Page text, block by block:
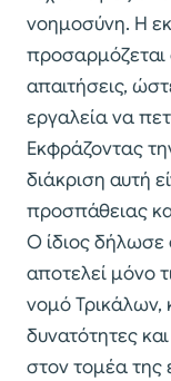
νοημοσύνη. Η
προσαρμόζεται
απαιτήσεις,
εργαλεία να
Εκφράζοντας
διάκριση αυτή
προσπάθειας
Ο ίδιος δήλωσε
αποτελεί μόνο
νομό Τρικάλων,
δυνατότητες
στον τομέα της